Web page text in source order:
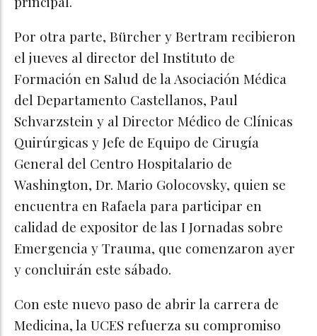
Por otra parte, Bürcher y Bertram recibieron
el jueves al director del Instituto de
Formación en Salud de la Asociación Médica
del Departamento Castellanos, Paul
Schvarzstein y al Director Médico de Clínicas
Quirúrgicas y Jefe de Equipo de Cirugía
General del Centro Hospitalario de
Washington, Dr. Mario Golocovsky, quien se
encuentra en Rafaela para participar en
calidad de expositor de las I Jornadas sobre
Emergencia y Trauma, que comenzaron ayer
y concluirán este sábado.
Con este nuevo paso de abrir la carrera de
Medicina, la UCES refuerza su compromiso